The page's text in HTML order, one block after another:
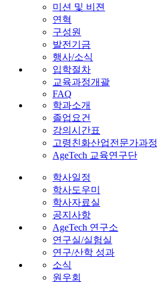
미션 및 비젼
연혁
구성원
발전기금
행사/소식
입학절차
교육과정개괄
FAQ
학과소개
졸업요건
강의시간표
고령친화산업전문가과정
AgeTech 교육연구단
학사일정
학사도우미
학사자료실
공지사항
AgeTech 연구소
연구실/실험실
연구/산학 성과
소식
원우회